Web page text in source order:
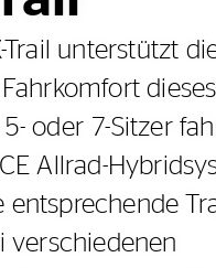
Trail unterstützt
dieses
oder 7-Sitzer
Allrad-
entsprechende
verschiedenen